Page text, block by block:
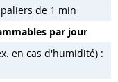
de 1 min
par jour
en cas d'humidité) :